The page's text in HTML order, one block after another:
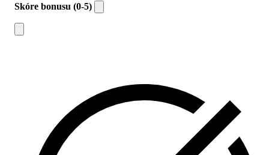
Skóre bonusu (0-5)